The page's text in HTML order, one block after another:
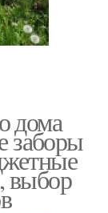
дома
заборы
выбор